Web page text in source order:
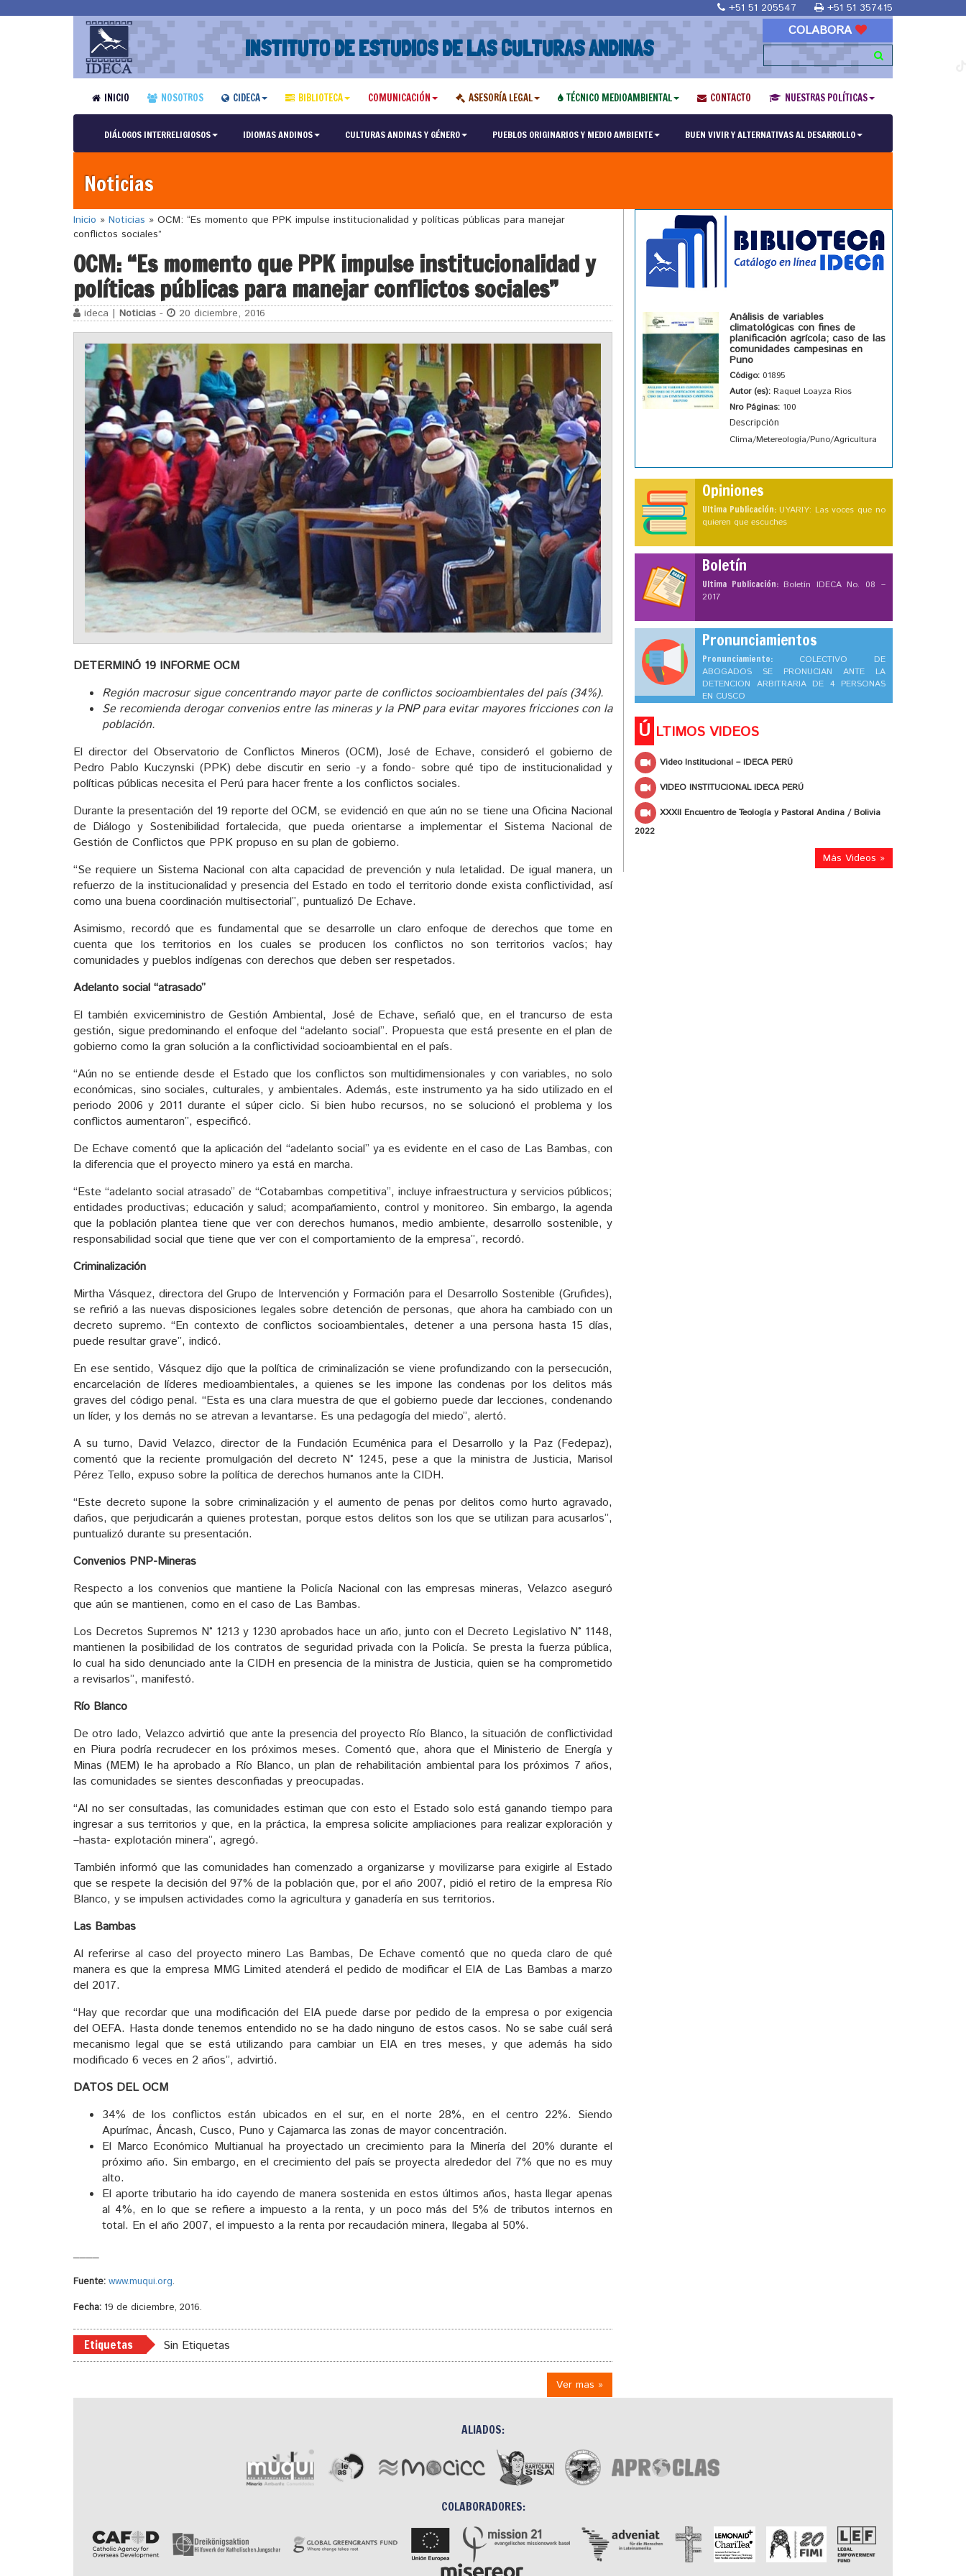
+51 51 205547 +51 51 357415
INSTITUTO DE ESTUDIOS DE LAS CULTURAS ANDINAS
COLABORA
INICIO NOSOTROS CIDECA BIBLIOTECA COMUNICACIÓN ASESORÍA LEGAL TÉCNICO MEDIOAMBIENTAL CONTACTO NUESTRAS POLÍTICAS
DIÁLOGOS INTERRELIGIOSOS IDIOMAS ANDINOS CULTURAS ANDINAS Y GÉNERO PUEBLOS ORIGINARIOS Y MEDIO AMBIENTE BUEN VIVIR Y ALTERNATIVAS AL DESARROLLO
Noticias
Inicio » Noticias » OCM: “Es momento que PPK impulse institucionalidad y políticas públicas para manejar
conflictos sociales”
OCM: “Es momento que PPK impulse institucionalidad y
políticas públicas para manejar conflictos sociales”
ideca | Noticias - 20 diciembre, 2016
DETERMINÓ 19 INFORME OCM
Región macrosur sigue concentrando mayor parte de conflictos socioambientales del país (34%).
Se recomienda derogar convenios entre las mineras y la PNP para evitar mayores fricciones con la
población.
El director del Observatorio de Conflictos Mineros (OCM), José de Echave, consideró el gobierno de
Pedro Pablo Kuczynski (PPK) debe discutir en serio -y a fondo- sobre qué tipo de institucionalidad y
políticas públicas necesita el Perú para hacer frente a los conflictos sociales.
Durante la presentación del 19 reporte del OCM, se evidenció en que aún no se tiene una Oficina Nacional
de Diálogo y Sostenibilidad fortalecida, que pueda orientarse a implementar el Sistema Nacional de
Gestión de Conflictos que PPK propuso en su plan de gobierno.
“Se requiere un Sistema Nacional con alta capacidad de prevención y nula letalidad. De igual manera, un
refuerzo de la institucionalidad y presencia del Estado en todo el territorio donde exista conflictividad, así
como una buena coordinación multisectorial”, puntualizó De Echave.
Asimismo, recordó que es fundamental que se desarrolle un claro enfoque de derechos que tome en
cuenta que los territorios en los cuales se producen los conflictos no son territorios vacíos; hay
comunidades y pueblos indígenas con derechos que deben ser respetados.
Adelanto social “atrasado”
El también exviceministro de Gestión Ambiental, José de Echave, señaló que, en el trancurso de esta
gestión, sigue predominando el enfoque del “adelanto social”. Propuesta que está presente en el plan de
gobierno como la gran solución a la conflictividad socioambiental en el país.
“Aún no se entiende desde el Estado que los conflictos son multidimensionales y con variables, no solo
económicas, sino sociales, culturales, y ambientales. Además, este instrumento ya ha sido utilizado en el
periodo 2006 y 2011 durante el súper ciclo. Si bien hubo recursos, no se solucionó el problema y los
conflictos aumentaron”, especificó.
De Echave comentó que la aplicación del “adelanto social” ya es evidente en el caso de Las Bambas, con
la diferencia que el proyecto minero ya está en marcha.
“Este “adelanto social atrasado” de “Cotabambas competitiva”, incluye infraestructura y servicios públicos;
entidades productivas; educación y salud; acompañamiento, control y monitoreo. Sin embargo, la agenda
que la población plantea tiene que ver con derechos humanos, medio ambiente, desarrollo sostenible, y
responsabilidad social que tiene que ver con el comportamiento de la empresa”, recordó.
Criminalización
Mirtha Vásquez, directora del Grupo de Intervención y Formación para el Desarrollo Sostenible (Grufides),
se refirió a las nuevas disposiciones legales sobre detención de personas, que ahora ha cambiado con un
decreto supremo. “En contexto de conflictos socioambientales, detener a una persona hasta 15 días,
puede resultar grave”, indicó.
En ese sentido, Vásquez dijo que la política de criminalización se viene profundizando con la persecución,
encarcelación de líderes medioambientales, a quienes se les impone las condenas por los delitos más
graves del código penal. “Esta es una clara muestra de que el gobierno puede dar lecciones, condenando
un líder, y los demás no se atrevan a levantarse. Es una pedagogía del miedo”, alertó.
A su turno, David Velazco, director de la Fundación Ecuménica para el Desarrollo y la Paz (Fedepaz),
comentó que la reciente promulgación del decreto N° 1245, pese a que la ministra de Justicia, Marisol
Pérez Tello, expuso sobre la política de derechos humanos ante la CIDH.
“Este decreto supone la sobre criminalización y el aumento de penas por delitos como hurto agravado,
daños, que perjudicarán a quienes protestan, porque estos delitos son los que se utilizan para acusarlos”,
puntualizó durante su presentación.
Convenios PNP-Mineras
Respecto a los convenios que mantiene la Policía Nacional con las empresas mineras, Velazco aseguró
que aún se mantienen, como en el caso de Las Bambas.
Los Decretos Supremos N° 1213 y 1230 aprobados hace un año, junto con el Decreto Legislativo N° 1148,
mantienen la posibilidad de los contratos de seguridad privada con la Policía. Se presta la fuerza pública,
lo cual ha sido denunciado ante la CIDH en presencia de la ministra de Justicia, quien se ha comprometido
a revisarlos”, manifestó.
Río Blanco
De otro lado, Velazco advirtió que ante la presencia del proyecto Río Blanco, la situación de conflictividad
en Piura podría recrudecer en los próximos meses. Comentó que, ahora que el Ministerio de Energía y
Minas (MEM) le ha aprobado a Río Blanco, un plan de rehabilitación ambiental para los próximos 7 años,
las comunidades se sientes desconfiadas y preocupadas.
“Al no ser consultadas, las comunidades estiman que con esto el Estado solo está ganando tiempo para
ingresar a sus territorios y que, en la práctica, la empresa solicite ampliaciones para realizar exploración y
–hasta- explotación minera”, agregó.
También informó que las comunidades han comenzado a organizarse y movilizarse para exigirle al Estado
que se respete la decisión del 97% de la población que, por el año 2007, pidió el retiro de la empresa Río
Blanco, y se impulsen actividades como la agricultura y ganadería en sus territorios.
Las Bambas
Al referirse al caso del proyecto minero Las Bambas, De Echave comentó que no queda claro de qué
manera es que la empresa MMG Limited atenderá el pedido de modificar el EIA de Las Bambas a marzo
del 2017.
“Hay que recordar que una modificación del EIA puede darse por pedido de la empresa o por exigencia
del OEFA. Hasta donde tenemos entendido no se ha dado ninguno de estos casos. No se sabe cuál será
mecanismo legal que se está utilizando para cambiar un EIA en tres meses, y que además ha sido
modificado 6 veces en 2 años”, advirtió.
DATOS DEL OCM
34% de los conflictos están ubicados en el sur, en el norte 28%, en el centro 22%. Siendo
Apurímac, Áncash, Cusco, Puno y Cajamarca las zonas de mayor concentración.
El Marco Económico Multianual ha proyectado un crecimiento para la Minería del 20% durante el
próximo año. Sin embargo, en el crecimiento del país se proyecta alrededor del 7% que no es muy
alto.
El aporte tributario ha ido cayendo de manera sostenida en estos últimos años, hasta llegar apenas
al 4%, en lo que se refiere a impuesto a la renta, y un poco más del 5% de tributos internos en
total. En el año 2007, el impuesto a la renta por recaudación minera, llegaba al 50%.
Fuente: www.muqui.org.
Fecha: 19 de diciembre, 2016.
Etiquetas Sin Etiquetas
Ver mas »
Análisis de variables
climatológicas con fines de
planificación agrícola; caso de las
comunidades campesinas en
Puno
Código: 01895
Autor (es): Raquel Loayza Rios
Nro Páginas: 100
Descripción
Clima/Metereología/Puno/Agricultura
Opiniones
Ultima Publicación: UYARIY: Las voces que no
quieren que escuches
Boletín
Ultima Publicación: Boletín IDECA No. 08 –
2017
Pronunciamientos
Pronunciamiento: COLECTIVO DE
ABOGADOS SE PRONUCIAN ANTE LA
DETENCION ARBITRARIA DE 4 PERSONAS
EN CUSCO
Ú LTIMOS VIDEOS
Video Institucional – IDECA PERÚ
VIDEO INSTITUCIONAL IDECA PERÚ
XXXII Encuentro de Teología y Pastoral Andina / Bolivia
2022
Más Videos »
ALIADOS:
COLABORADORES: